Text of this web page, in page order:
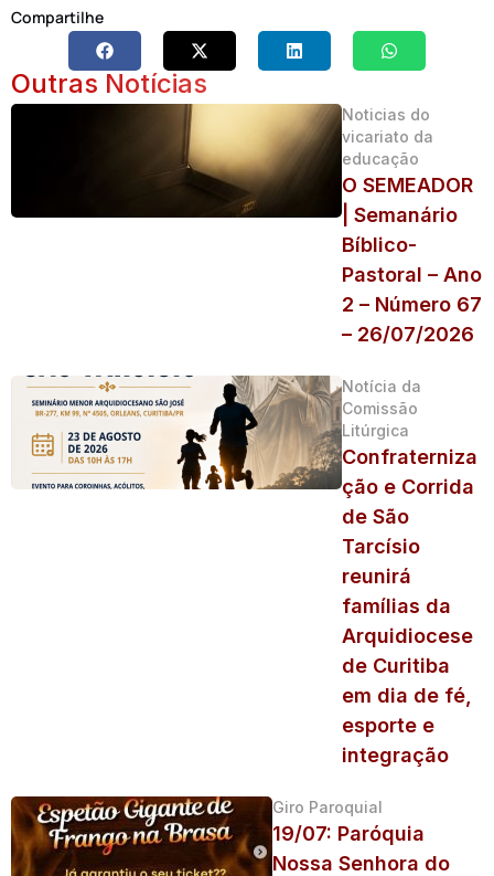
Compartilhe
Outras Notícias
Noticias do
vicariato da
educação
O SEMEADOR
| Semanário
Bíblico-
Pastoral – Ano
2 – Número 67
– 26/07/2026
Notícia da
Comissão
Litúrgica
Confraterniza
ção e Corrida
de São
Tarcísio
reunirá
famílias da
Arquidiocese
de Curitiba
em dia de fé,
esporte e
integração
Giro Paroquial
19/07: Paróquia
Nossa Senhora do